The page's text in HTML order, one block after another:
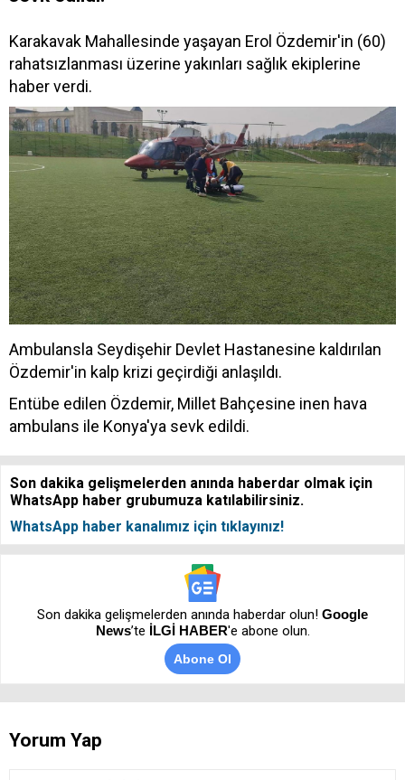
Karakavak Mahallesinde yaşayan Erol Özdemir'in (60)
rahatsızlanması üzerine yakınları sağlık ekiplerine
haber verdi.
Ambulansla Seydişehir Devlet Hastanesine kaldırılan
Özdemir'in kalp krizi geçirdiği anlaşıldı.
Entübe edilen Özdemir, Millet Bahçesine inen hava
ambulans ile Konya'ya sevk edildi.
Son dakika gelişmelerden anında haberdar olmak için
WhatsApp haber grubumuza katılabilirsiniz.
WhatsApp haber kanalımız için tıklayınız!
Son dakika gelişmelerden anında haberdar olun! Google
News’te İLGİ HABER'e abone olun.
Abone Ol
Yorum Yap